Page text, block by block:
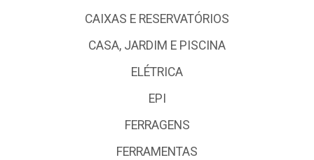
CAIXAS E RESERVATÓRIOS
CASA, JARDIM E PISCINA
ELÉTRICA
EPI
FERRAGENS
FERRAMENTAS